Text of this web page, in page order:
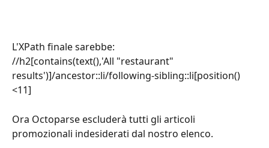
L'XPath finale sarebbe:
//h2[contains(text(),'All "restaurant"
results')]/ancestor::li/following-sibling::li[position()
<11]
Ora Octoparse escluderà tutti gli articoli
promozionali indesiderati dal nostro elenco.